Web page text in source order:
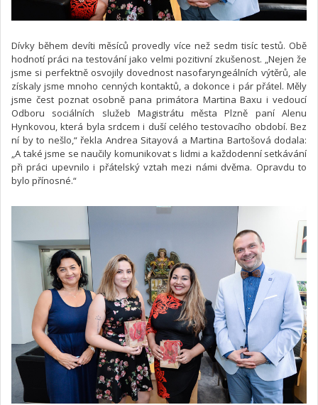
Dívky během devíti měsíců provedly více než sedm tisíc testů. Obě
hodnotí práci na testování jako velmi pozitivní zkušenost. „Nejen že
jsme si perfektně osvojily dovednost nasofaryngeálních výtěrů, ale
získaly jsme mnoho cenných kontaktů, a dokonce i pár přátel. Měly
jsme čest poznat osobně pana primátora Martina Baxu i vedoucí
Odboru sociálních služeb Magistrátu města Plzně paní Alenu
Hynkovou, která byla srdcem i duší celého testovacího období. Bez
ní by to nešlo,“ řekla Andrea Sitayová a Martina Bartošová dodala:
„A také jsme se naučily komunikovat s lidmi a každodenní setkávání
při práci upevnilo i přátelský vztah mezi námi dvěma. Opravdu to
bylo přínosné.“